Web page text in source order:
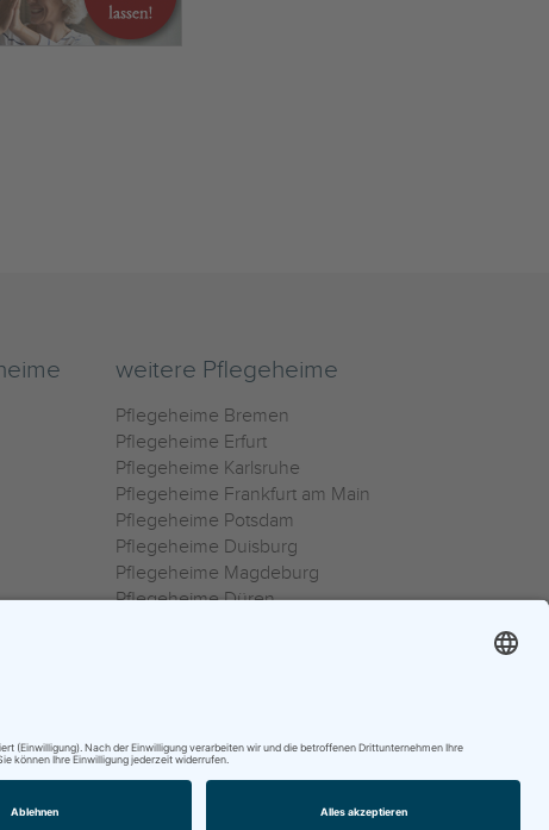
weitere Pflegeheime
Pflegeheime Bremen
Pflegeheime Erfurt
Pflegeheime Karlsruhe
Pflegeheime Frankfurt am Main
Pflegeheime Potsdam
Pflegeheime Duisburg
Pflegeheime Magdeburg
Pflegeheime Düren
0800 800 666 0